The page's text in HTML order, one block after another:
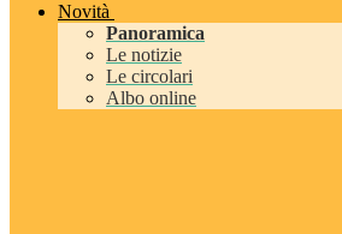
Novità
Panoramica
Le notizie
Le circolari
Albo online